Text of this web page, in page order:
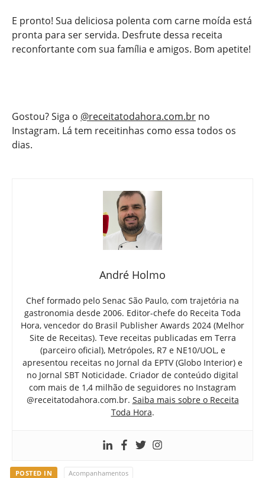
E pronto! Sua deliciosa polenta com carne moída está
pronta para ser servida. Desfrute dessa receita
reconfortante com sua família e amigos. Bom apetite!
Gostou? Siga o @receitatodahora.com.br no
Instagram. Lá tem receitinhas como essa todos os
dias.
André Holmo
Chef formado pelo Senac São Paulo, com trajetória na
gastronomia desde 2006. Editor-chefe do Receita Toda
Hora, vencedor do Brasil Publisher Awards 2024 (Melhor
Site de Receitas). Teve receitas publicadas em Terra
(parceiro oficial), Metrópoles, R7 e NE10/UOL, e
apresentou receitas no Jornal da EPTV (Globo Interior) e
no Jornal SBT Noticidade. Criador de conteúdo digital
com mais de 1,4 milhão de seguidores no Instagram
@receitatodahora.com.br. Saiba mais sobre o Receita
Toda Hora.
POSTED IN Acompanhamentos